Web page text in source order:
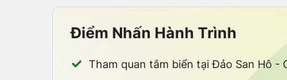
Điểm Nhấn Hành Trình
Tham quan tắm biển tại Đảo San Hô -